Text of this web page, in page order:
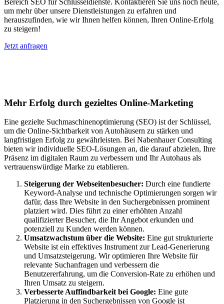
um mehr über unsere Dienstleistungen zu erfahren und
herauszufinden, wie wir Ihnen helfen können, Ihren Online-Erfolg
zu steigern!
Jetzt anfragen
Mehr Erfolg durch gezieltes Online-Marketing
Eine gezielte Suchmaschinenoptimierung (SEO) ist der Schlüssel,
um die Online-Sichtbarkeit von Autohäusern zu stärken und
langfristigen Erfolg zu gewährleisten. Bei Nabenhauer Consulting
bieten wir individuelle SEO-Lösungen an, die darauf abzielen, Ihre
Präsenz im digitalen Raum zu verbessern und Ihr Autohaus als
vertrauenswürdige Marke zu etablieren.
Steigerung der Webseitenbesucher: Durch eine fundierte
Keyword-Analyse und technische Optimierungen sorgen wir
dafür, dass Ihre Website in den Suchergebnissen prominent
platziert wird. Dies führt zu einer erhöhten Anzahl
qualifizierter Besucher, die Ihr Angebot erkunden und
potenziell zu Kunden werden können.
Umsatzwachstum über die Website: Eine gut strukturierte
Website ist ein effektives Instrument zur Lead-Generierung
und Umsatzsteigerung. Wir optimieren Ihre Website für
relevante Suchanfragen und verbessern die
Benutzererfahrung, um die Conversion-Rate zu erhöhen und
Ihren Umsatz zu steigern.
Verbesserte Auffindbarkeit bei Google: Eine gute
Platzierung in den Suchergebnissen von Google ist